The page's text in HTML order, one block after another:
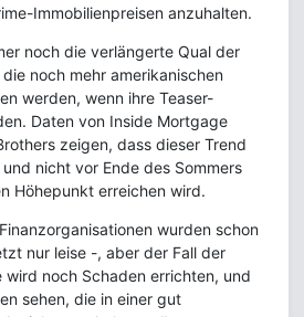
Immobilienpreisen anzuhalten.
noch die verlängerte Qual der
noch mehr amerikanischen
werden, wenn ihre Teaser-
Daten von Inside Mortgage
zeigen, dass dieser Trend
nicht vor Ende des Sommers
Höhepunkt erreichen wird.
wurden schon
nur leise -, aber der Fall der
wird noch Schaden errichten, und
sehen, die in einer gut